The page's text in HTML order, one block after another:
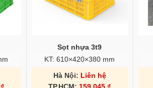
₫
Sọt nhựa 3t9
KT: 610×420×380 mm
Hà Nội: Liên hệ
TP.HCM: 159.045₫